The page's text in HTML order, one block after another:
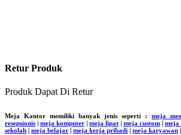
Retur Produk
Produk Dapat Di Retur
Meja Kantor memiliki banyak jenis seperti : meja
resepsionis
meja komputer meja lipat meja custom meja
sekolah
meja belajar meja kerja pribadi meja karyawan